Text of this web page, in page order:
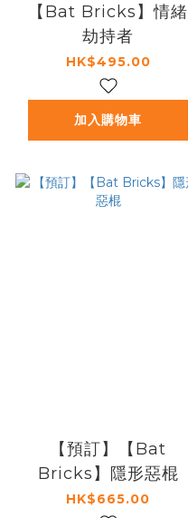
【Bat Bricks】情緒
劫持者
HK$495.00
加入購物車
【預訂】【Bat
Bricks】隱形惡棍
HK$665.00